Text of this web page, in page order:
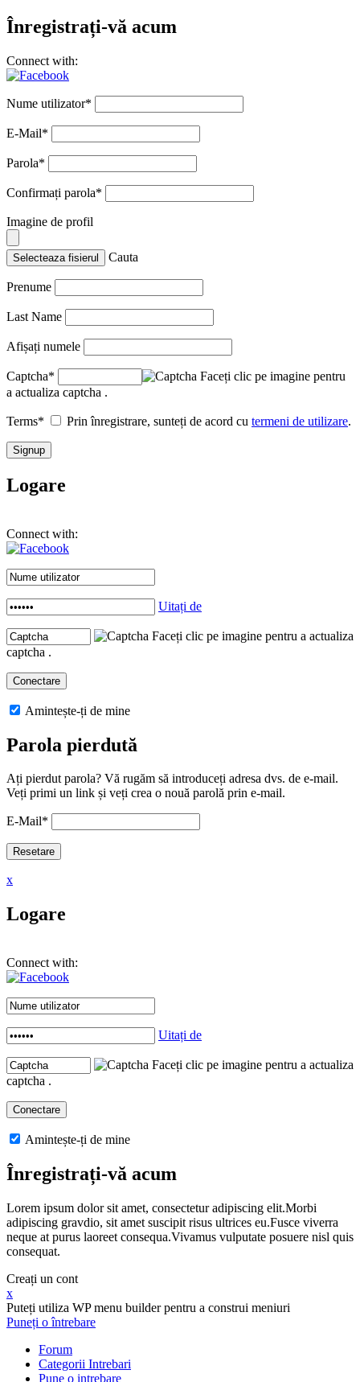
Înregistrați-vă acum
Connect with:
Nume utilizator*
E-Mail*
Parola*
Confirmați parola*
Imagine de profil
Selecteaza fisierul Cauta
Prenume
Last Name
Afișați numele
Captcha*
Faceți clic pe imagine pentru
a actualiza captcha .
Terms* Prin înregistrare, sunteți de acord cu termeni de utilizare.
Logare
Connect with:
Uitați de
Faceți clic pe imagine pentru a actualiza
captcha .
Amintește-ți de mine
Parola pierdută
Ați pierdut parola? Vă rugăm să introduceți adresa dvs. de e-mail.
Veți primi un link și veți crea o nouă parolă prin e-mail.
E-Mail*
x
Logare
Connect with:
Uitați de
Faceți clic pe imagine pentru a actualiza
captcha .
Amintește-ți de mine
Înregistrați-vă acum
Lorem ipsum dolor sit amet, consectetur adipiscing elit.Morbi
adipiscing gravdio, sit amet suscipit risus ultrices eu.Fusce viverra
neque at purus laoreet consequa.Vivamus vulputate posuere nisl quis
consequat.
Creați un cont
x
Puteți utiliza WP menu builder pentru a construi meniuri
Puneți o întrebare
Forum
Categorii Intrebari
Pune o intrebare